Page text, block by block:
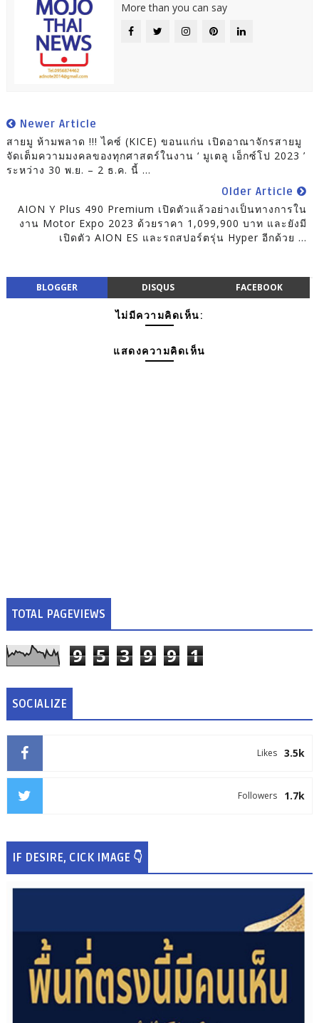
More than you can say
Newer Article
สายมู ห้ามพลาด !!! ไคซ์ (KICE) ขอนแก่น เปิดอาณาจักรสายมู
จัดเต็มความมงคลของทุกศาสตร์ในงาน ‘ มูเตลู เอ็กซ์โป 2023 ’
ระหว่าง 30 พ.ย. – 2 ธ.ค. นี้ ...
Older Article
AION Y Plus 490 Premium เปิดตัวแล้วอย่างเป็นทางการใน
งาน Motor Expo 2023 ด้วยราคา 1,099,900 บาท และยังมี
เปิดตัว AION ES และรถสปอร์ตรุ่น Hyper อีกด้วย ...
BLOGGER DISQUS FACEBOOK
ไม่มีความคิดเห็น:
แสดงความคิดเห็น
TOTAL PAGEVIEWS
9 5 3 9 9 1
SOCIALIZE
3.5k
Likes
1.7k
Followers
IF DESIRE, CICK IMAGE 👇